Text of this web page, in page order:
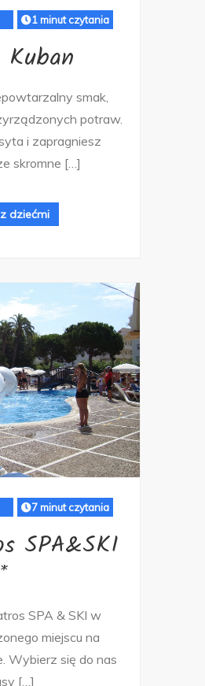
1 minut czytania
Kuban
smak,
potraw.
i zapragniesz
skromne […]
dziećmi
7 minut czytania
SPA&SKI
SPA & SKI w
miejscu na
Wybierz się do nas
[…]